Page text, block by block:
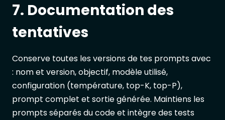
7. Documentation des
tentatives
Conserve toutes les versions de tes prompts avec
: nom et version, objectif, modèle utilisé,
configuration (température, top-K, top-P),
prompt complet et sortie générée. Maintiens les
prompts séparés du code et intègre des tests